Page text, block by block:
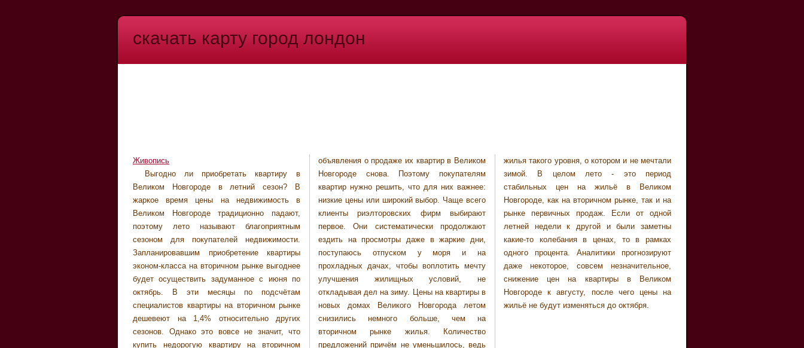
скачать карту город лондон
Живопись
Выгодно ли приобретать квартиру в
Великом Новгороде в летний сезон? В
жаркое время цены на недвижимость в
Великом Новгороде традиционно падают,
поэтому лето называют благоприятным
сезоном для покупателей недвижимости.
Запланировавшим приобретение квартиры
эконом-класса на вторичном рынке выгоднее
будет осуществить задуманное с июня по
октябрь. В эти месяцы по подсчётам
специалистов квартиры на вторичном рынке
дешевеют на 1,4% относительно других
сезонов. Однако это вовсе не значит, что
купить недорогую квартиру на вторичном
объявления о продаже их квартир в Великом
Новгороде снова. Поэтому покупателям
квартир нужно решить, что для них важнее:
низкие цены или широкий выбор. Чаще всего
клиенты риэлторовских фирм выбирают
первое. Они систематически продолжают
ездить на просмотры даже в жаркие дни,
поступаюсь отпуском у моря и на
прохладных дачах, чтобы воплотить мечту
улучшения жилищных условий, не
откладывая дел на зиму. Цены на квартиры в
новых домах Великого Новгорода летом
снизились немного больше, чем на
вторичном рынке жилья. Количество
предложений причём не уменьшилось, ведь
жилья такого уровня, о котором и не мечтали
зимой. В целом лето - это период
стабильных цен на жильё в Великом
Новгороде, как на вторичном рынке, так и на
рынке первичных продаж. Если от одной
летней недели к другой и были заметны
какие-то колебания в ценах, то в рамках
одного процента. Аналитики прогнозируют
даже некоторое, совсем незначительное,
снижение цен на квартиры в Великом
Новгороде к августу, после чего цены на
жильё не будут изменяться до октября.